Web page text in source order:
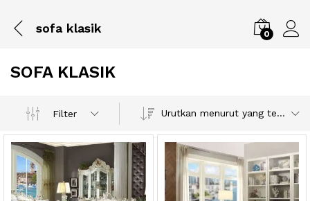
sofa klasik 0
SOFA KLASIK
Filter Urutkan menurut yang terbaru